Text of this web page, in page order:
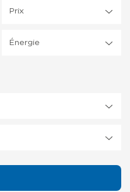
Prix
Énergie